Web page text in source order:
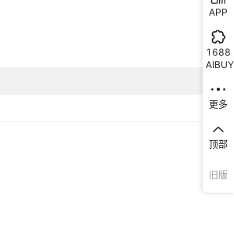
APP
1688
AIBUY
更多
顶部
旧版